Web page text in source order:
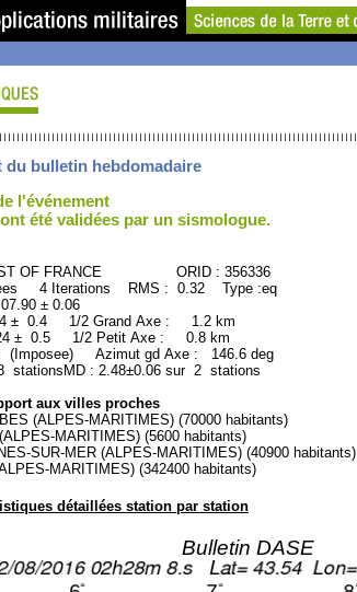
du bulletin hebdomadaire
l'événement
été validées par un sismologue.
OF FRANCE ORID : 356336
4 Iterations RMS : 0.32 Type :eq
± 0.06
0.4 1/2 Grand Axe : 1.2 km
± 0.5 1/2 Petit Axe : 0.8 km
Azimut gd Axe : 146.6 deg
stationsMD : 2.48±0.06 sur 2 stations
aux villes proches
(ALPES-MARITIMES) (70000 habitants)
MARITIMES) (5600 habitants)
SUR-MER (ALPES-MARITIMES) (40900 habitants)
MARITIMES) (342400 habitants)
détaillées station par station
Bulletin DASE